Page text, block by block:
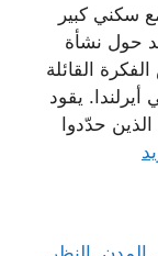
سكني كبير
حول نشأة
القائلة
يقود
حدّدوا